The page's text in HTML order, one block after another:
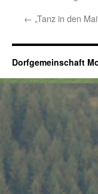
← „Tanz in den
Dorfgemeinschaft